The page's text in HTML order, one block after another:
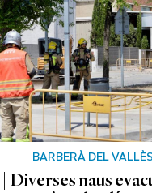
BARBERÀ DEL VALLÈS
Diverses naus